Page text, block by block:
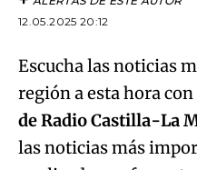
12.05.2025 20:12
Escucha las noticias
región a esta hora con
de Radio Castilla-La
las noticias más